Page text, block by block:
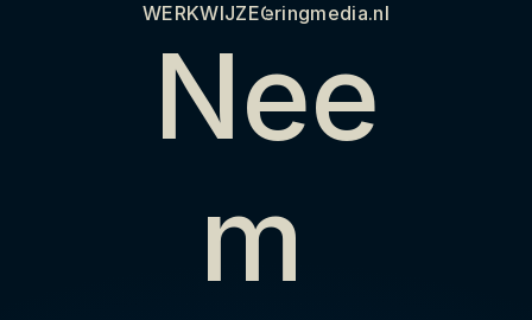
WERKWIJZECASESOVER ONS
info@bekkeringmedia.nl
Nee
m